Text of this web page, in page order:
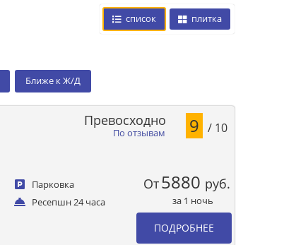
список плитка
Ближе к Ж/Д
Парковка
Ресепшн 24 часа
По отзывам
Превосходно 9 / 10
От5880 руб.
за 1 ночь
ПОДРОБНЕЕ